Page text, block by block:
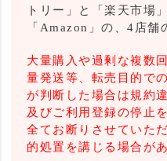
トリー」と「楽天市場
「Amazon」の、4店舗
大量購入や過剰な複数
量発送等、転売目的で
が判断した場合は規約
及びご利用登録の停止
全てお断りさせていた
的処置を講じる場合が